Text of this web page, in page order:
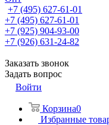
+7 (495) 627-61-01
+7 (495) 627-61-01
+7 (925) 904-93-00
+7 (926) 631-24-82
Заказать звонок
Задать вопрос
Войти
Корзина0
Избранные